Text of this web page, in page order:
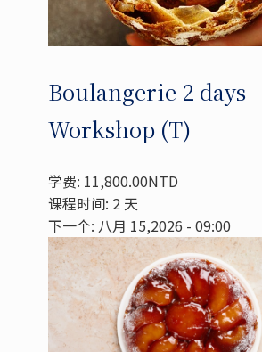
Boulangerie 2 days
Workshop (T)
学费: 11,800.00NTD
课程时间: 2 天
下一个: 八月 15,2026 - 09:00